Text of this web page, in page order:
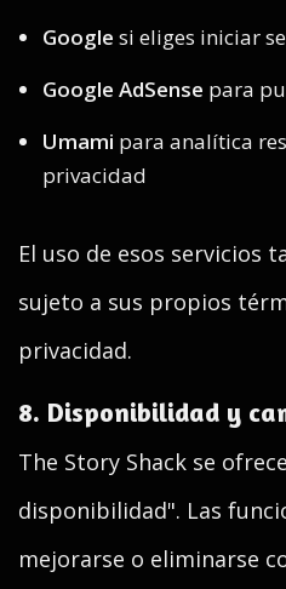
Google si eliges iniciar
Google AdSense para
Umami para analítica
privacidad
El uso de esos servicios
sujeto a sus propios
privacidad.
8. Disponibilidad y
The Story Shack se
disponibilidad". Las
mejorarse o eliminarse